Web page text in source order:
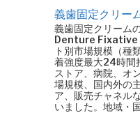
義歯固定クリー
義歯固定クリーム
Denture Fixative
ト別市場規模（種
着強度最大24時間
ストア、病院、オ
場規模、国内外の
ア、販売チャネル
いました。地域・